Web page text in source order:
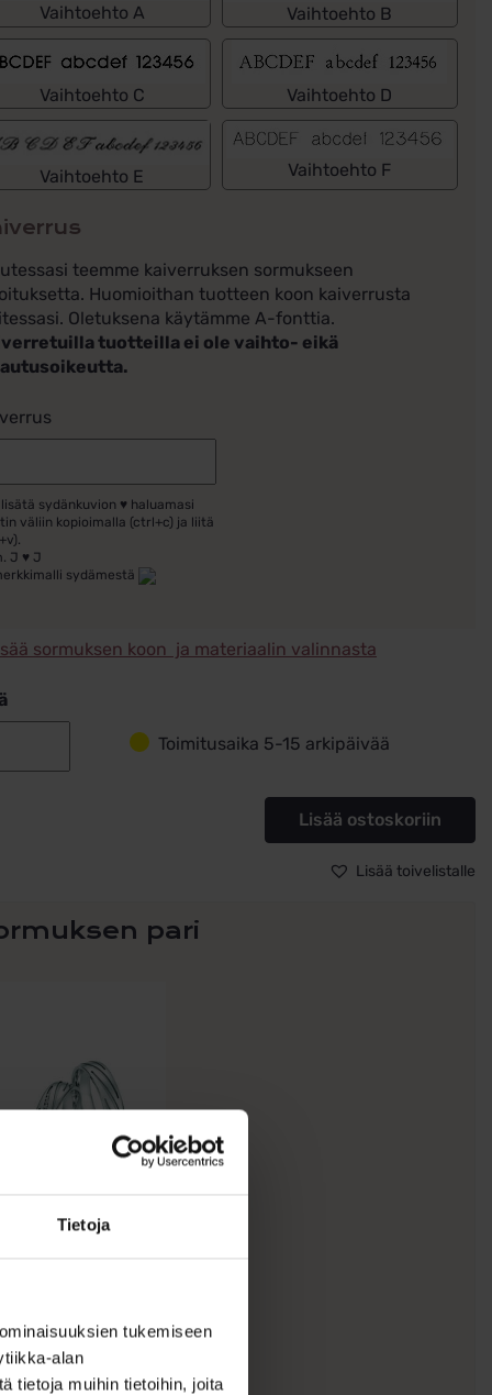
Tietoja
tukemiseen
alan
tietoja muihin tietoihin, joita
Vaihtoehto A Vaihtoehto B
Vaihtoehto C Vaihtoehto D
Vaihtoehto E Vaihtoehto F
teemme kaiverruksen sormukseen
Huomioithan tuotteen koon kaiverrusta
Oletuksena käytämme A-fonttia.
tuotteilla ei ole vaihto- eikä
sydänkuvion ♥ haluamasi
väliin kopioimalla (ctrl+c) ja liitä
J ♥ J
sydämestä
sormuksen koon ja materiaalin valinnasta
Timanttisormus
Brilliant
55/30130-
Toimitusaika 5-15 arkipäivää
Lisää ostoskoriin
Lisää toivelistalle
pari
Silver
Br...